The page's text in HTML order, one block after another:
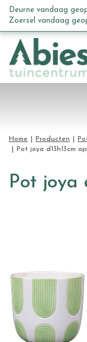
n
Home Producten
Pot joya d13h13cm
Deurne vandaag
Zoersel vandaag
Pot joya